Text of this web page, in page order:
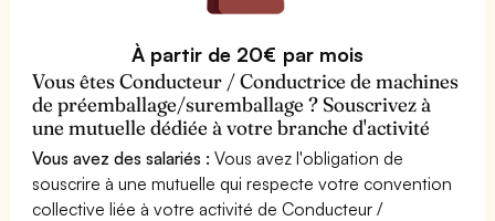
À partir de 20€ par mois
Vous êtes Conducteur / Conductrice de machines
de préemballage/suremballage ? Souscrivez à
une mutuelle dédiée à votre branche d'activité
Vous avez des salariés : Vous avez l'obligation de
souscrire à une mutuelle qui respecte votre convention
collective liée à votre activité de Conducteur /